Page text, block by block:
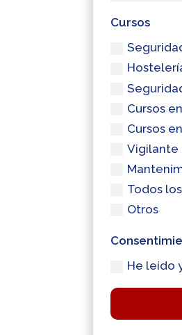
Cursos
Cursos
Cursos
Vigilante
Todos
Otros
He leído